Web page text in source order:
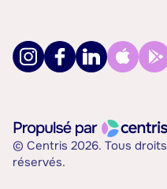
© Centris 2026. Tous droits
réservés.